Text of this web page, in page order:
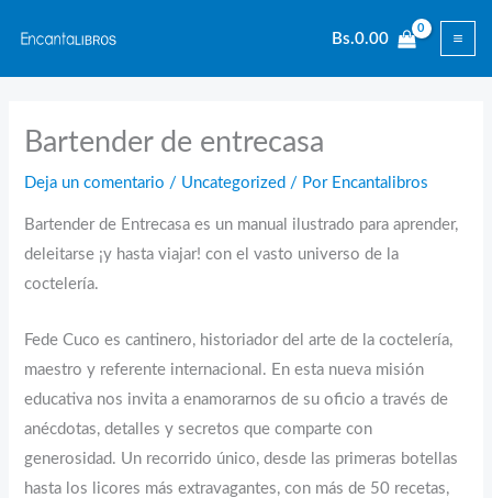
contenido
Bs.0.00
Bartender de entrecasa
Deja un comentario / Uncategorized / Por Encantalibros
Bartender de Entrecasa es un manual ilustrado para aprender,
deleitarse ¡y hasta viajar! con el vasto universo de la
coctelería.
Fede Cuco es cantinero, historiador del arte de la coctelería,
maestro y referente internacional. En esta nueva misión
educativa nos invita a enamorarnos de su oficio a través de
anécdotas, detalles y secretos que comparte con
generosidad. Un recorrido único, desde las primeras botellas
hasta los licores más extravagantes, con más de 50 recetas,